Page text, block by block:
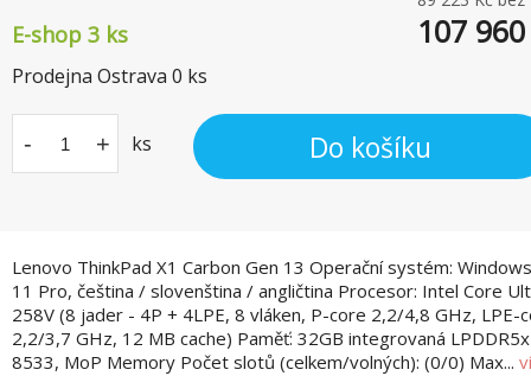
Lenovo ThinkPad X1 Carbon Gen 13 Operační systém:
11 Pro, čeština / slovenština / angličtina Procesor: Intel Core
258V (8 jader - 4P + 4LPE, 8 vláken, P-core 2,2/4,8 GHz, LPE-
2,2/3,7 GHz, 12 MB cache) Paměť: 32GB integrovaná
8533, MoP Memory Počet slotů (celkem/volných): (0/0) Max...
E-shop 3 ks 107 960
Prodejna Ostrava 0 ks
- + ks Do košíku